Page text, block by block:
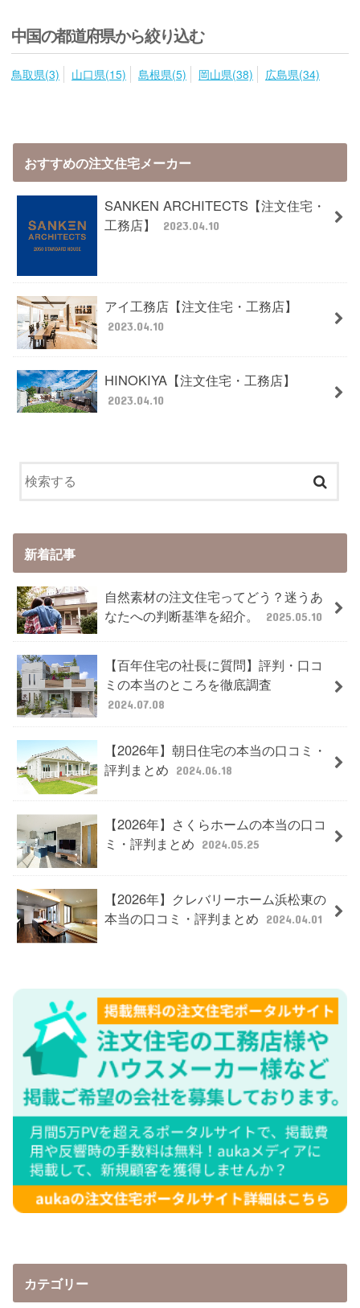
中国の都道府県から絞り込む
鳥取県(3) 山口県(15) 島根県(5) 岡山県(38) 広島県(34)
おすすめの注文住宅メーカー
SANKEN ARCHITECTS【注文住宅・
工務店】
2023.04.10
アイ工務店【注文住宅・工務店】
2023.04.10
HINOKIYA【注文住宅・工務店】
2023.04.10
新着記事
自然素材の注文住宅ってどう？迷うあ
なたへの判断基準を紹介。
2025.05.10
【百年住宅の社長に質問】評判・口コ
ミの本当のところを徹底調査
2024.07.08
【2026年】朝日住宅の本当の口コミ・
評判まとめ
2024.06.18
【2026年】さくらホームの本当の口コ
ミ・評判まとめ
2024.05.25
【2026年】クレバリーホーム浜松東の
本当の口コミ・評判まとめ
2024.04.01
カテゴリー